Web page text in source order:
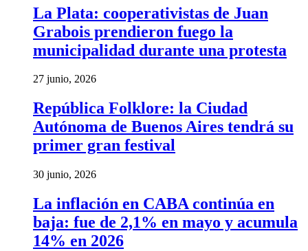
La Plata: cooperativistas de Juan
Grabois prendieron fuego la
municipalidad durante una protesta
27 junio, 2026
República Folklore: la Ciudad
Autónoma de Buenos Aires tendrá su
primer gran festival
30 junio, 2026
La inflación en CABA continúa en
baja: fue de 2,1% en mayo y acumula
14% en 2026